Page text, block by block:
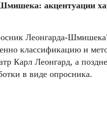
акцентуации
Леонгарда-
классификацию и
Карл Леонгард, а
в виде опросника.